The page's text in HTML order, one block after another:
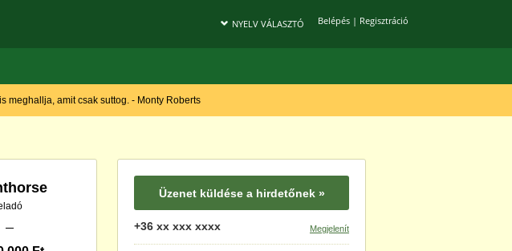
Belépés| Regisztráció
NYELV VÁLASZTÓ
meghallja, amit csak suttog. - Monty Roberts
Üzenet küldése a hirdetőnek »
+36 xx xxx xxxx Megjelenít